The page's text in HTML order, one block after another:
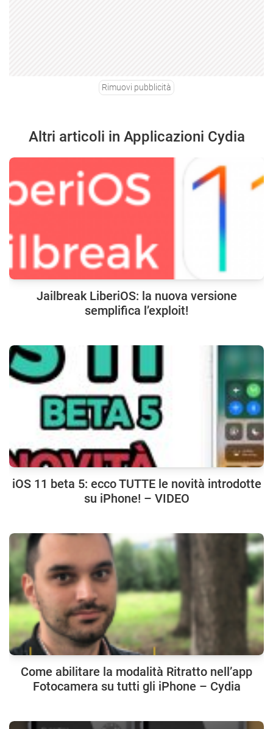
Rimuovi pubblicità
Altri articoli in Applicazioni Cydia
Jailbreak LiberiOS: la nuova versione
semplifica l’exploit!
iOS 11 beta 5: ecco TUTTE le novità introdotte
su iPhone! – VIDEO
Come abilitare la modalità Ritratto nell’app
Fotocamera su tutti gli iPhone – Cydia